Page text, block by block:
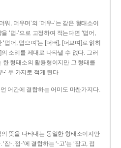
워, 더우며’의 ‘더우-­’는 같은 형태소이
‘덥-­’으로 고정하여 적는다면 ‘덥어,
덥어, 덥으며’는 [더버], [더브며]로 읽히
소리를 제대로 나타낼 수 없다. 그러
한 형태소의 활용형이지만 그 형태를
-’ 두 가지로 적게 된다.
어간에 결합하는 어미도 마찬가지다.
의 뜻을 나타내는 동일한 형태소이지만
-, 접-’에 결합하는 ‘-고’는 ‘잡고, 접